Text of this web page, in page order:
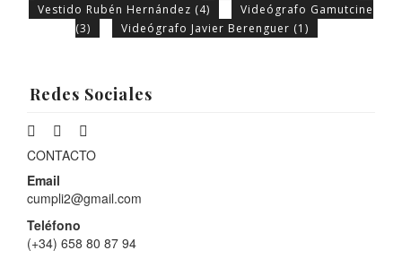
Vestido Rubén Hernández (4)
Videógrafo Gamutcine
(3)
Videógrafo Javier Berenguer (1)
Redes Sociales
CONTACTO
Email
cumpli2@gmail.com
Teléfono
(+34) 658 80 87 94